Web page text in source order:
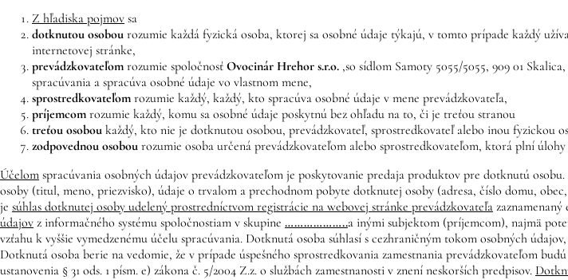
Z hľadiska pojmov sa
dotknutou osobou rozumie každá fyzická osoba, ktorej sa osobné údaje týkajú, v tomto prípade každý
internetovej stránke,
prevádzkovateľom rozumie spoločnosť Ovocinár Hrehor s.r.o. ,so sídlom Samoty 5055/5055, 909 01
spracúvania a spracúva osobné údaje vo vlastnom mene,
sprostredkovateľom rozumie každý, každý, kto spracúva osobné údaje v mene prevádzkovateľa,
príjemcom rozumie každý, komu sa osobné údaje poskytnú bez ohľadu na to, či je treťou stranou
treťou osobou každý, kto nie je dotknutou osobou, prevádzkovateľ, sprostredkovateľ alebo inou fyzickou
zodpovednou osobou rozumie osoba určená prevádzkovateľom alebo sprostredkovateľom, ktorá plní
Účelom spracúvania osobných údajov prevádzkovateľom je poskytovanie predaja produktov pre dotknutú
osoby (titul, meno, priezvisko), údaje o trvalom a prechodnom pobyte dotknutej osoby (adresa, číslo domu,
je súhlas dotknutej osoby udelený prostredníctvom registrácie na webovej stránke prevádzkovateľa
údajov z informačného systému spoločnostiam v skupine ………………..a inými subjektom (príjemcom), najmä
vzťahu k vyššie vymedzenému účelu spracúvania. Dotknutá osoba súhlasí s cezhraničným tokom osobných
Dotknutá osoba berie na vedomie, že v prípade úspešného sprostredkovania zamestnania prevádzkovateľom
ustanovenia § 31 ods. 1 písm. e) zákona č. 5/2004 Z.z. o službách zamestnanosti v znení neskorších predpisov.